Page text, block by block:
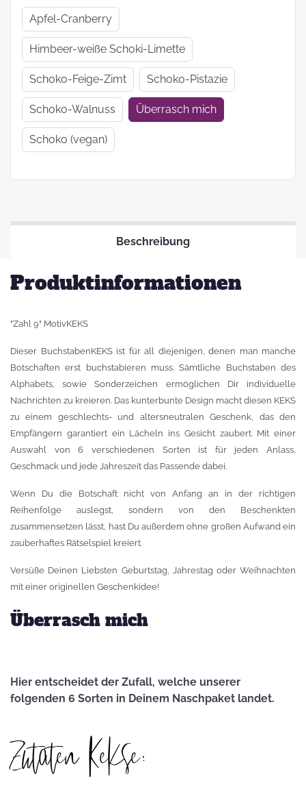
Apfel-Cranberry
Himbeer-weiße Schoki-Limette
Schoko-Feige-Zimt Schoko-Pistazie
Schoko-Walnuss Überrasch mich
Schoko (vegan)
Beschreibung
Produktinformationen
"Zahl 9" MotivKEKS
Dieser BuchstabenKEKS ist für all diejenigen, denen man manche
Botschaften erst buchstabieren muss. Sämtliche Buchstaben des
Alphabets, sowie Sonderzeichen ermöglichen Dir individuelle
Nachrichten zu kreieren. Das kunterbunte Design macht diesen KEKS
zu einem geschlechts- und altersneutralen Geschenk, das den
Empfängern garantiert ein Lächeln ins Gesicht zaubert. Mit einer
Auswahl von 6 verschiedenen Sorten ist für jeden Anlass,
Geschmack und jede Jahreszeit das Passende dabei.
Wenn Du die Botschaft nicht von Anfang an in der richtigen
Reihenfolge auslegst, sondern von den Beschenkten
zusammensetzen lässt, hast Du außerdem ohne großen Aufwand ein
zauberhaftes Rätselspiel kreiert.
Versüße Deinen Liebsten Geburtstag, Jahrestag oder Weihnachten
mit einer originellen Geschenkidee!
Überrasch mich
Hier entscheidet der Zufall, welche unserer
folgenden 6 Sorten in Deinem Naschpaket landet.
Zutaten Kekse: